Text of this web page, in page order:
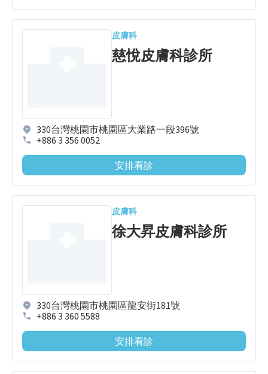
皮膚科
慈悅皮膚科診所
330台灣桃園市桃園區大業路一段396號
+886 3 356 0052
安排看診
皮膚科
徐大昇皮膚科診所
330台灣桃園市桃園區龍安街181號
+886 3 360 5588
安排看診